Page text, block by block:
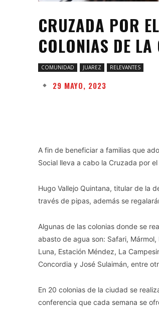
CRUZADA POR
COLONIAS DE
COMUNIDAD JUAREZ RELEVANTES
29 MAYO, 2023
A fin de beneficiar a familias que
Social lleva a cabo la Cruzada por el
Hugo Vallejo Quintana, titular de la
través de pipas, además se
Algunas de las colonias donde se
abasto de agua son: Safari, Mármol,
Luna, Estación Méndez, La
Concordia y José Sulaimán, entre
En 20 colonias de la ciudad se
conferencia que cada semana se